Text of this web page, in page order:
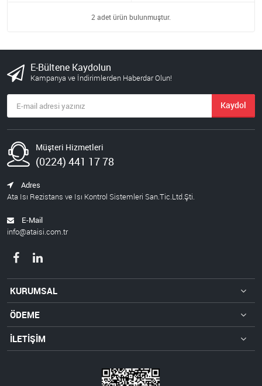
2 adet ürün bulunmuştur.
E-Bültene Kaydolun
Kampanya ve İndirimlerden Haberdar Olun!
Kaydol
Müşteri Hizmetleri
(0224) 441 17 78
Adres
Ata Isı Rezistans ve Isı Kontrol Sistemleri San.Tic.Ltd.Şti.
E-Mail
info@ataisi.com.tr
KURUMSAL
ÖDEME
İLETİŞİM